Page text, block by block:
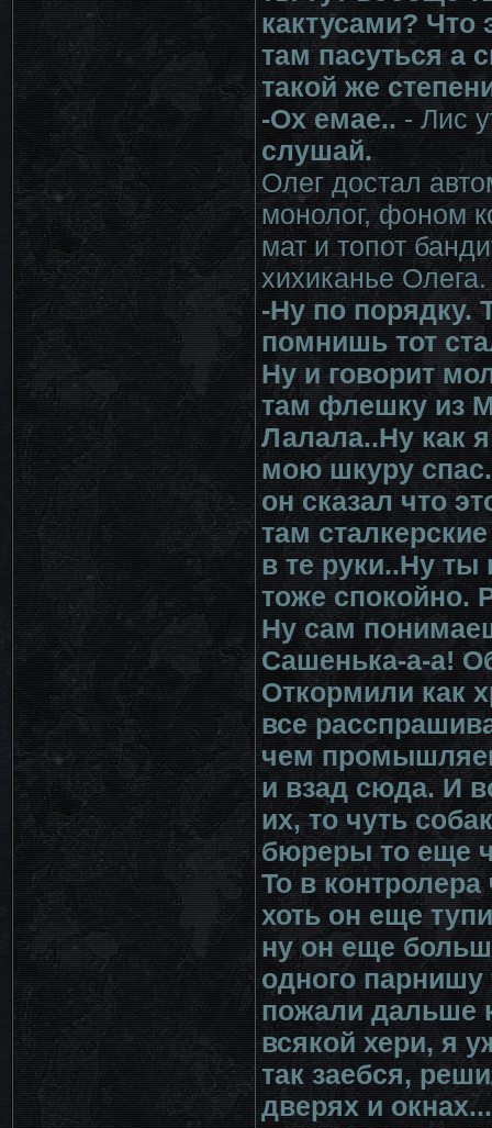
кактусами? Что
там пасуться а
такой же
-Ох емае.. - Лис
слушай.
Олег достал
монолог, фоном
мат и топот
хихиканье Олега.
-Ну по порядку.
помнишь тот
Ну и говорит
там флешку из
Лалала..Ну как
мою шкуру спас.
он сказал что
там
в те руки..Ну
тоже спокойно.
Ну сам
Сашенька-а-а!
Откормили как
все
чем
и взад сюда. И
их, то чуть
бюреры то еще
То в контролера
хоть он еще
ну он еще
одного
пожали дальше
всякой хери, я
так заебся,
дверях и